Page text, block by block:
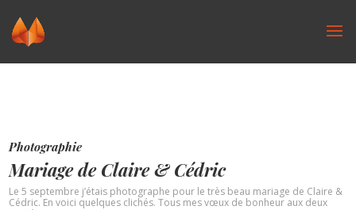
Photographie
Mariage de Claire & Cédric
Le 5 septembre j’étais photographe pour le très beau mariage de Claire &
Cédric. En voici quelques clichés. Tous mes vœux de bonheur aux deux